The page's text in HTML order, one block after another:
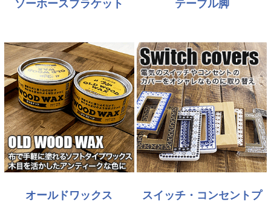
ソーホースブラケット テーブル脚
オールドワックス スイッチ・コンセントプ